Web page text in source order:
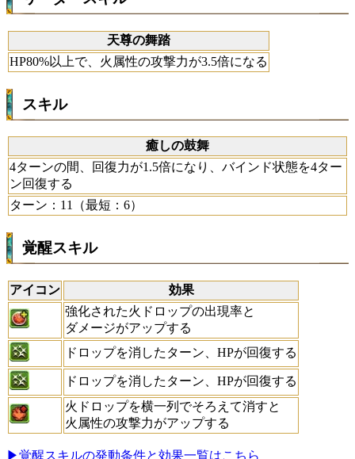
天尊の舞踏
HP80%以上で、火属性の攻撃力が3.5倍になる
スキル
癒しの鼓舞
4ターンの間、回復力が1.5倍になり、バインド状態を4ター
ン回復する
ターン：11（最短：6）
覚醒スキル
アイコン
効果
強化された火ドロップの出現率と
ダメージがアップする
ドロップを消したターン、HPが回復する
ドロップを消したターン、HPが回復する
火ドロップを横一列でそろえて消すと
火属性の攻撃力がアップする
▶覚醒スキルの発動条件と効果一覧はこちら